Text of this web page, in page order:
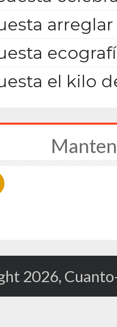
el kilo
2026,